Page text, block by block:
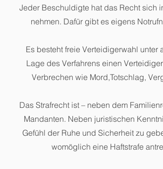
Jeder Beschuldigte hat das Recht sich
nehmen. Dafür gibt es eigens
Es besteht freie Verteidigerwahl
Lage des Verfahrens einen
Verbrechen wie Mord,Totschlag,
Das Strafrecht ist – neben dem
Mandanten. Neben juristischen
Gefühl der Ruhe und Sicherheit zu
womöglich eine Haftstrafe